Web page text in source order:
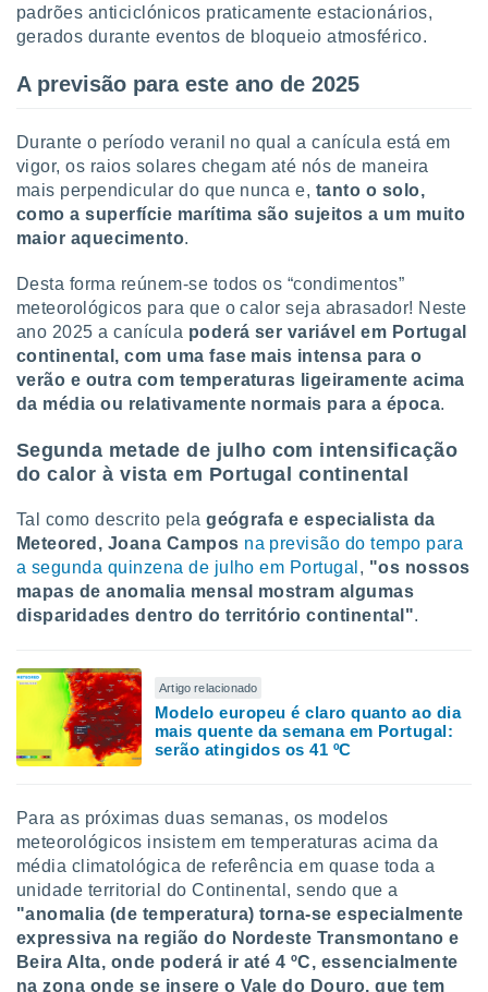
ao
através
nós e
únicos
como a
este sitio
IP e
de
seus
com
qual se
tal,
seu
ou opor-
qualquer
na
o
de
num
para
padrões anticiclónicos praticamente estacionários,
gerados durante eventos de bloqueio atmosférico.
A previsão para este ano de 2025
Durante o período veranil no qual a canícula está em
vigor, os raios solares chegam até nós de maneira
mais perpendicular do que nunca e, tanto o solo,
como a superfície marítima são sujeitos a um muito
maior aquecimento.
Desta forma reúnem-se todos os “condimentos”
meteorológicos para que o calor seja abrasador! Neste
ano 2025 a canícula poderá ser variável em Portugal
continental, com uma fase mais intensa para o
verão e outra com temperaturas ligeiramente acima
da média ou relativamente normais para a época.
Segunda metade de julho com intensificação
do calor à vista em Portugal continental
Tal como descrito pelageógrafa e especialista da
Meteored, Joana Campos na previsão do tempo para
a segunda quinzena de julho em Portugal , "os nossos
mapas de anomalia mensal mostram algumas
disparidades dentro do território continental".
Artigo relacionado
Modelo europeu é claro quanto ao dia
mais quente da semana em Portugal:
serão atingidos os 41 ºC
Para as próximas duas semanas, os modelos
meteorológicos insistem em temperaturas acima da
média climatológica de referência em quase toda a
unidade territorial do Continental, sendo que a
"anomalia (de temperatura) torna-se especialmente
expressiva na região do Nordeste Transmontano e
Beira Alta, onde poderá ir até 4 ºC, essencialmente
na zona onde se insere o Vale do Douro, que tem